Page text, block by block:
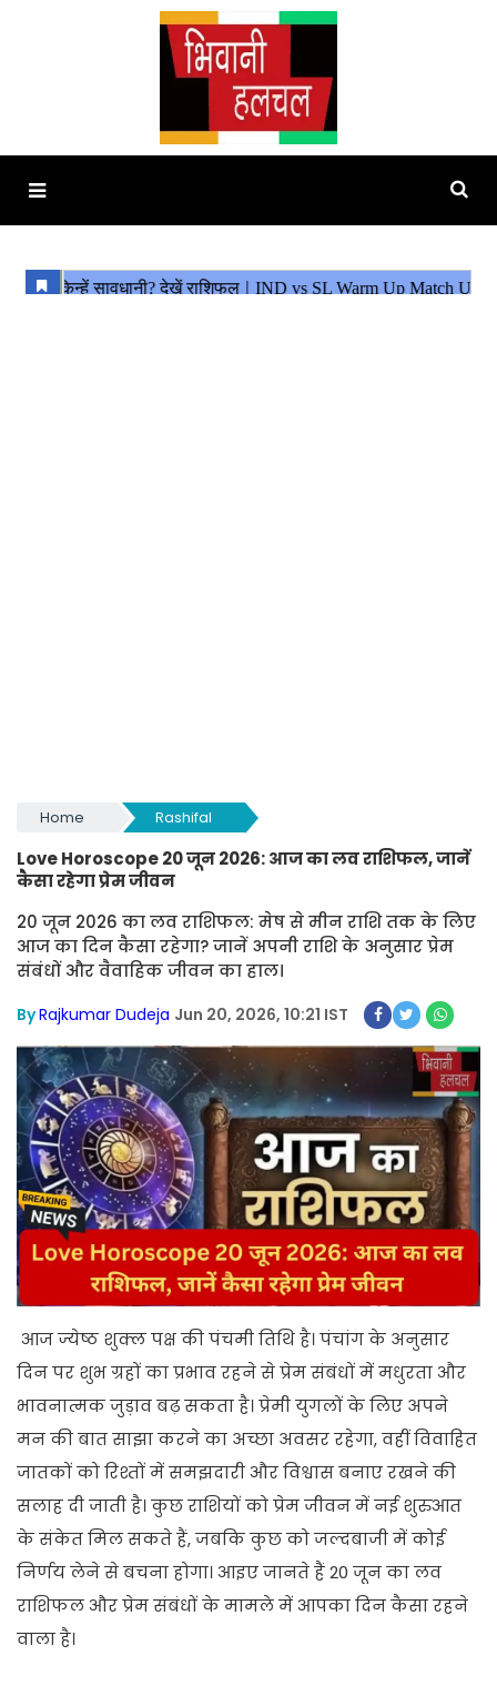
Home Rashifal
Love Horoscope 20 जून 2026: आज का लव राशिफल, जानें
कैसा रहेगा प्रेम जीवन
20 जून 2026 का लव राशिफल: मेष से मीन राशि तक के लिए
आज का दिन कैसा रहेगा? जानें अपनी राशि के अनुसार प्रेम
संबंधों और वैवाहिक जीवन का हाल।
ByRajkumar Dudeja Jun 20, 2026, 10:21 IST
आज ज्येष्ठ शुक्ल पक्ष की पंचमी तिथि है। पंचांग के अनुसार
दिन पर शुभ ग्रहों का प्रभाव रहने से प्रेम संबंधों में मधुरता और
भावनात्मक जुड़ाव बढ़ सकता है। प्रेमी युगलों के लिए अपने
मन की बात साझा करने का अच्छा अवसर रहेगा, वहीं विवाहित
जातकों को रिश्तों में समझदारी और विश्वास बनाए रखने की
सलाह दी जाती है। कुछ राशियों को प्रेम जीवन में नई शुरुआत
के संकेत मिल सकते हैं, जबकि कुछ को जल्दबाजी में कोई
निर्णय लेने से बचना होगा। आइए जानते हैं 20 जून का लव
राशिफल और प्रेम संबंधों के मामले में आपका दिन कैसा रहने
वाला है।